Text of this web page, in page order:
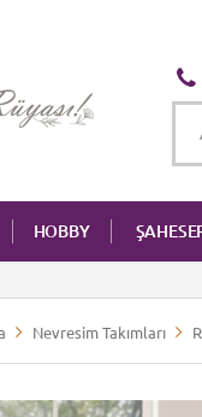
HOBBY
Nevresim Takımları